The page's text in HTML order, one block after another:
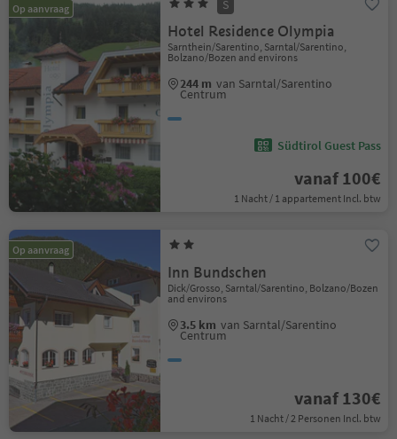
Op aanvraag S
Hotel Residence Olympia
Sarnthein/Sarentino, Sarntal/Sarentino,
Bolzano/Bozen and environs
244 m van Sarntal/Sarentino
Centrum
Südtirol Guest Pass
vanaf 100€
1 Nacht / 1 appartement Incl. btw
Op aanvraag
Inn Bundschen
Dick/Grosso, Sarntal/Sarentino, Bolzano/Bozen
and environs
3.5 km van Sarntal/Sarentino
Centrum
vanaf 130€
1 Nacht / 2 Personen Incl. btw